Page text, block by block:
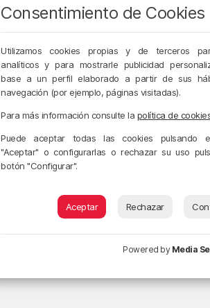
Consentimiento de Cookies
Utilizamos cookies propias y de terceros
analíticos y para mostrarle publicidad
base a un perfil elaborado a partir de sus
navegación (por ejemplo, páginas visitadas).
Para más información consulte la política de
Puede aceptar todas las cookies pulsando
"Aceptar" o configurarlas o rechazar su uso
botón "Configurar".
Aceptar Rechazar
Powered by Media